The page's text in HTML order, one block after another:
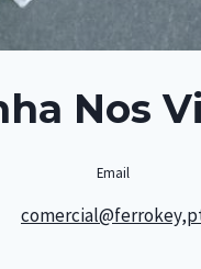
Nos
Email